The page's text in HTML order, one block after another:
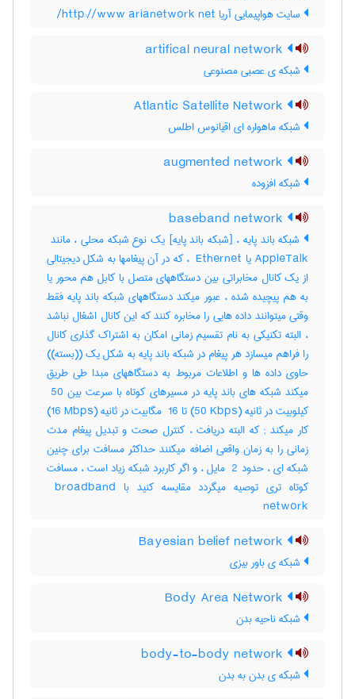
سایت هواپیمایی آریا http://www arianetwork net/
شبکه ی عصبی مصنوعی
شبکه ماهواره ای اقیانوس اطلس
شبکه افزوده
AppleTalk یا ‎ Ethernet ، که در آن پیغامها به شکل دیجیتالی
از یک کانال مخابراتی بین دستگاههای متصل با کابل هم محور یا
به هم پیچیده شده ، عبور میکند دستگاههای شبکه باند پایه فقط
وقتی میتوانند داده هایی را مخابره کنند که این کانال اشغال نباشد
، البته تکنیکی به نام تقسیم زمانی امکان به اشتراک گذاری کانال
را فراهم میسازد هر پیغام در شبکه باند پایه به شکل یک ((بسته))
حاوی داده ها و اطلاعات مربوط به دستگاههای مبدا طی طریق
میکند شبکه های باند پایه در مسیرهای کوتاه با سرعت بین ‎ 50
کیلوبیت در ثانیه (‎50 Kbps) تا ‎ 16 مگابیت در ثانیه (‎16 Mbps)
کار میکند‎ ; که البته دریافت ، کنترل صحت و تبدیل پیغام مدت
زمانی را به زمان واقعی اضافه میکنند حداکثر مسافت برای چنین
شبکه ای ، حدود ‎ 2 مایل ، و اگر کاربرد شبکه زیاد است ، مسافت
کوتاه تری توصیه میگردد مقایسه کنید با ‎ broadband
network
شبکه ی باور بیزی
شبکه ناحیه بدن
شبکه ی بدن به بدن